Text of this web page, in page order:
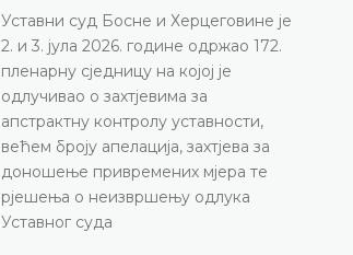
Уставни суд Босне и Херцеговине је
2. и 3. јула 2026. године одржао 172.
пленарну сједницу на којој је
одлучивао о захтјевима за
апстрактну контролу уставности,
већем броју апелација, захтјева за
доношење привремених мјера те
рјешења о неизвршењу одлука
Уставног суда